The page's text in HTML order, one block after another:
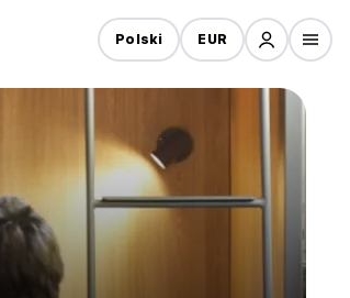
Polski EUR